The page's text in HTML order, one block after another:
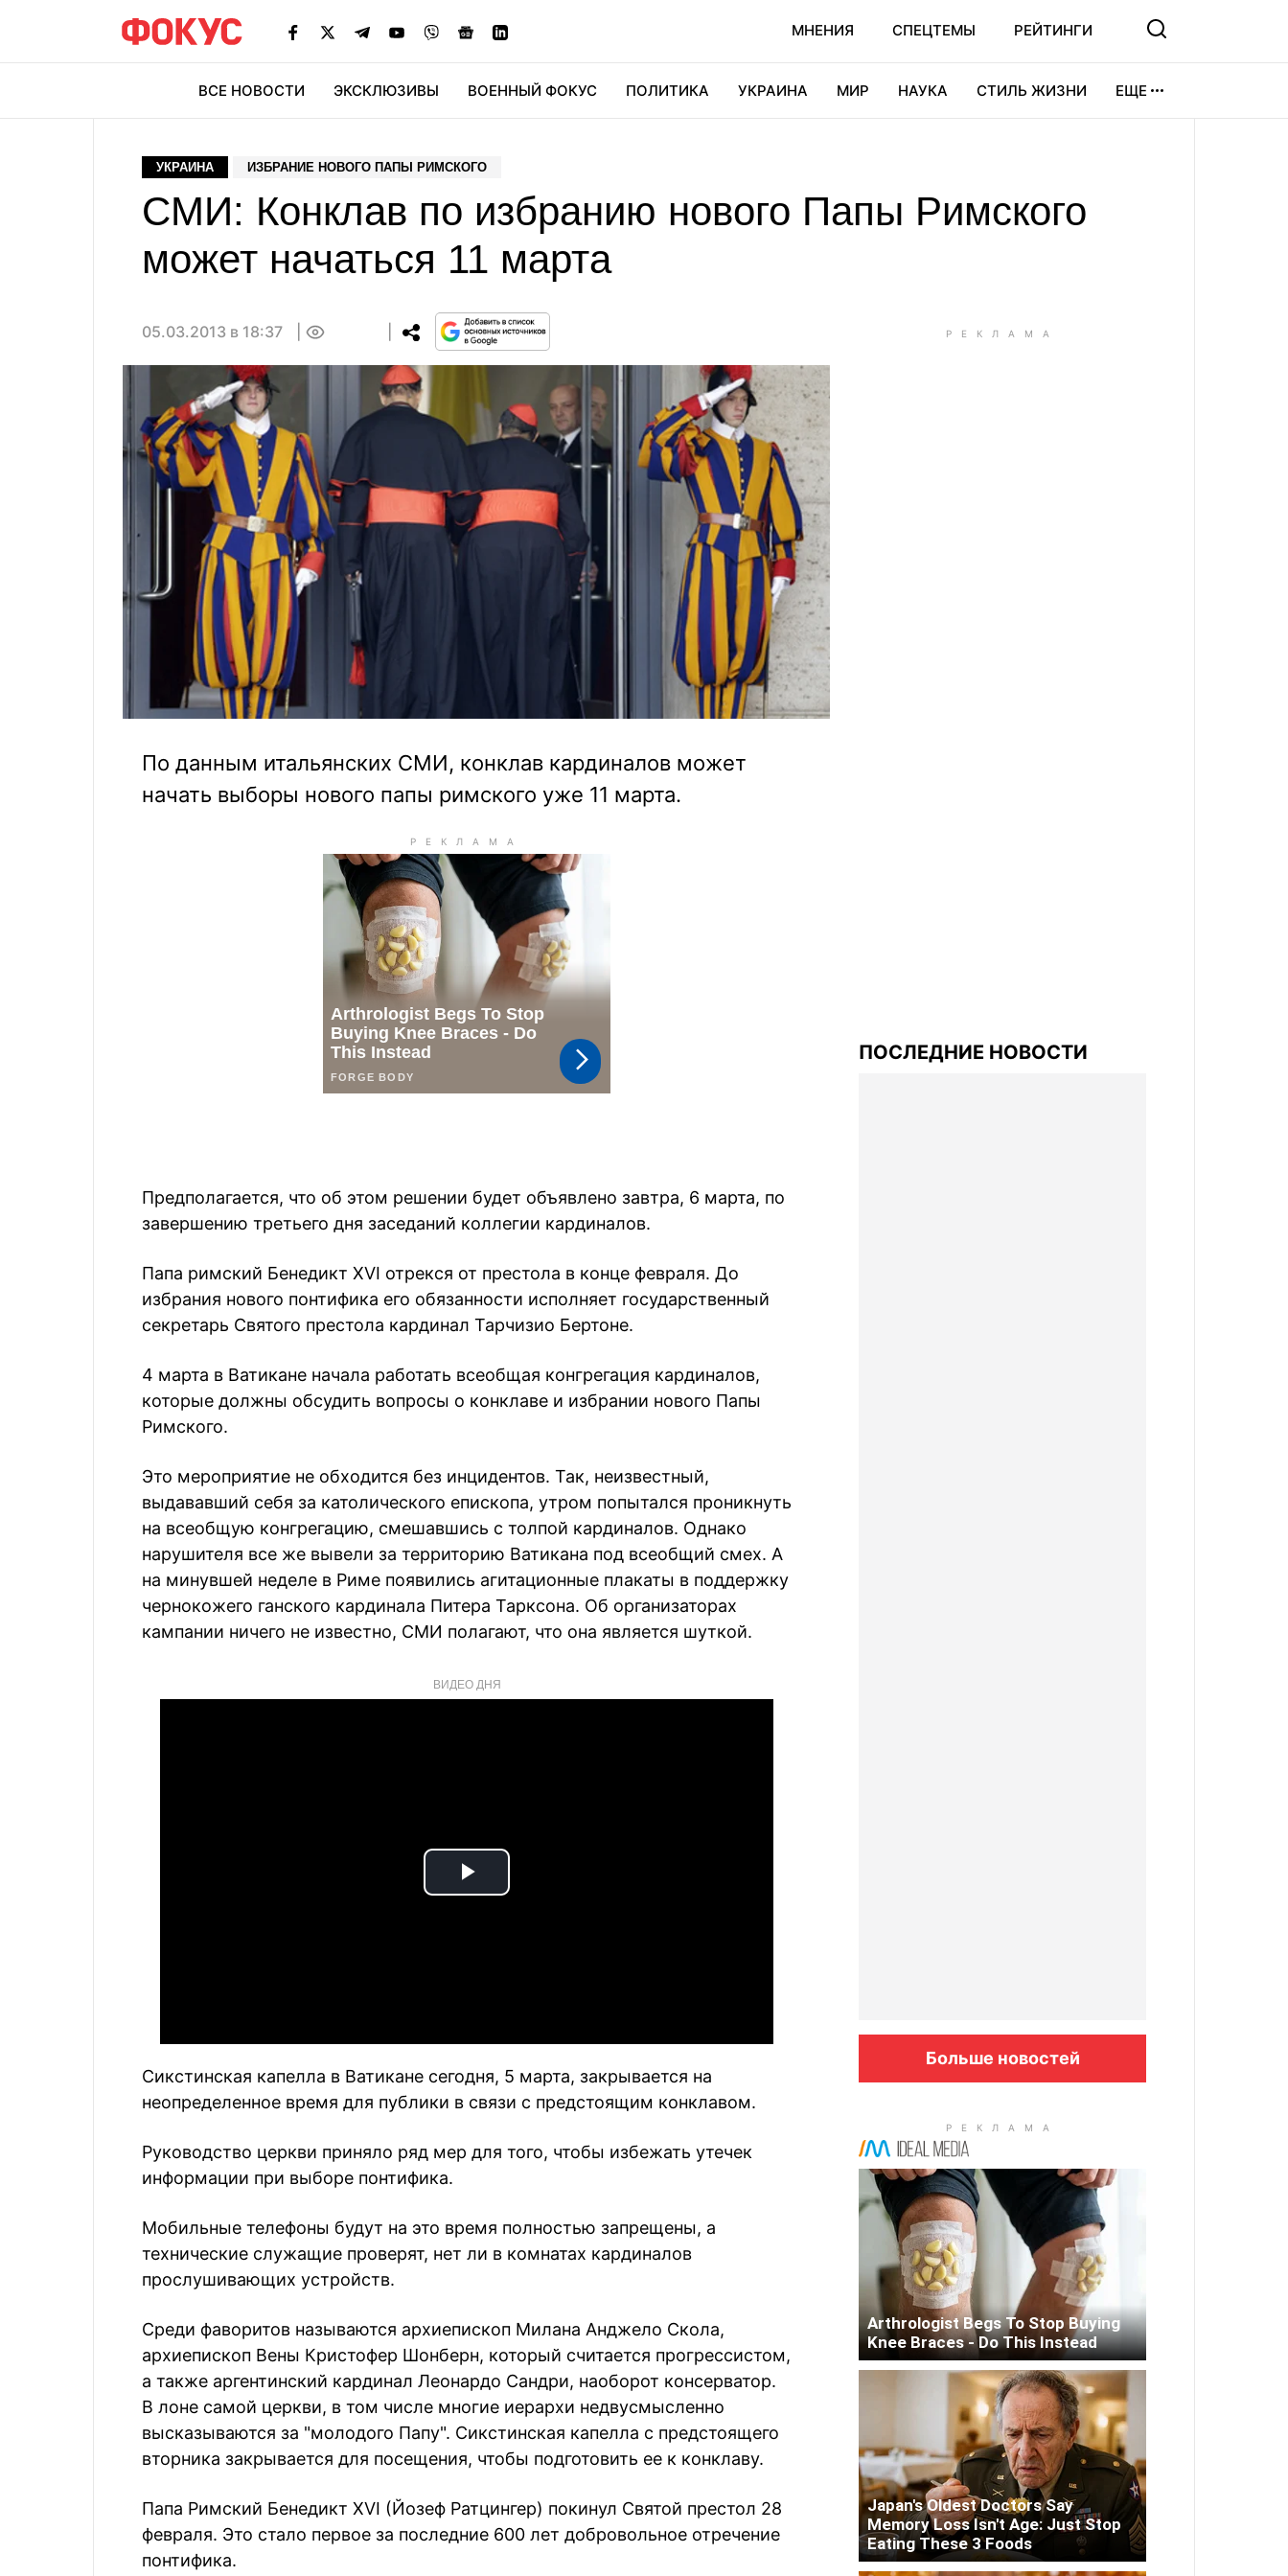
МНЕНИЯ СПЕЦТЕМЫ РЕЙТИНГИ
ВСЕ НОВОСТИ ЭКСКЛЮЗИВЫ ВОЕННЫЙ ФОКУС ПОЛИТИКА УКРАИНА МИР НАУКА СТИЛЬ ЖИЗНИ ЕЩЕ
УКРАИНА ИЗБРАНИЕ НОВОГО ПАПЫ РИМСКОГО
СМИ: Конклав по избранию нового Папы Римского
может начаться 11 марта
05.03.2013 в 18:37
По данным итальянских СМИ, конклав кардиналов может
начать выборы нового папы римского уже 11 марта.
Предполагается, что об этом решении будет объявлено завтра, 6 марта, по
завершению третьего дня заседаний коллегии кардиналов.
Папа римский Бенедикт XVI отрекся от престола в конце февраля. До
избрания нового понтифика его обязанности исполняет государственный
секретарь Святого престола кардинал Тарчизио Бертоне.
4 марта в Ватикане начала работать всеобщая конгрегация кардиналов,
которые должны обсудить вопросы о конклаве и избрании нового Папы
Римского.
Это мероприятие не обходится без инцидентов. Так, неизвестный,
выдававший себя за католического епископа, утром попытался проникнуть
на всеобщую конгрегацию, смешавшись с толпой кардиналов. Однако
нарушителя все же вывели за территорию Ватикана под всеобщий смех. А
на минувшей неделе в Риме появились агитационные плакаты в поддержку
чернокожего ганского кардинала Питера Тарксона. Об организаторах
кампании ничего не известно, СМИ полагают, что она является шуткой.
ВИДЕО ДНЯ
Play
Сикстинская капелла в Ватикане сегодня, 5 марта, закрывается на
неопределенное время для публики в связи с предстоящим конклавом.
Руководство церкви приняло ряд мер для того, чтобы избежать утечек
информации при выборе понтифика.
Мобильные телефоны будут на это время полностью запрещены, а
технические служащие проверят, нет ли в комнатах кардиналов
прослушивающих устройств.
Среди фаворитов называются архиепископ Милана Анджело Скола,
архиепископ Вены Кристофер Шонберн, который считается прогрессистом,
а также аргентинский кардинал Леонардо Сандри, наоборот консерватор.
В лоне самой церкви, в том числе многие иерархи недвусмысленно
высказываются за "молодого Папу". Сикстинская капелла с предстоящего
вторника закрывается для посещения, чтобы подготовить ее к конклаву.
Папа Римский Бенедикт XVI (Йозеф Ратцингер) покинул Святой престол 28
февраля. Это стало первое за последние 600 лет добровольное отречение
понтифика.
ПОСЛЕДНИЕ НОВОСТИ
Больше новостей